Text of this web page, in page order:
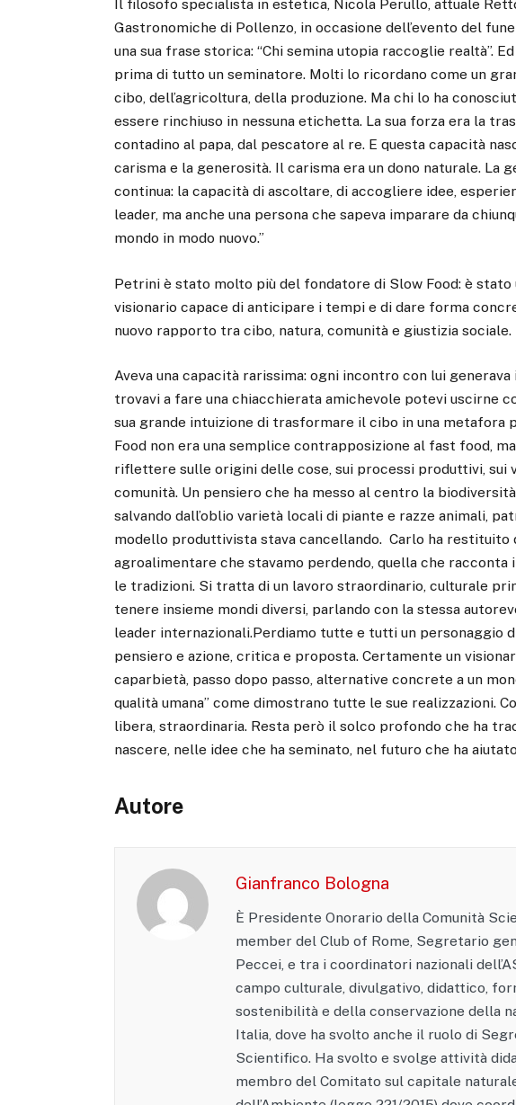
Il filosofo specialista in estetica, Nicola Perullo, attuale
Gastronomiche di Pollenzo, in occasione dell’evento del
una sua frase storica: “Chi semina utopia raccoglie realtà”.
prima di tutto un seminatore. Molti lo ricordano come un
cibo, dell’agricoltura, della produzione. Ma chi lo ha
essere rinchiuso in nessuna etichetta. La sua forza era la
contadino al papa, dal pescatore al re. E questa capacità
carisma e la generosità. Il carisma era un dono naturale. La
continua: la capacità di ascoltare, di accogliere idee,
leader, ma anche una persona che sapeva imparare da
mondo in modo nuovo.”
Petrini è stato molto più del fondatore di Slow Food: è
visionario capace di anticipare i tempi e di dare forma
nuovo rapporto tra cibo, natura, comunità e giustizia sociale.
Aveva una capacità rarissima: ogni incontro con lui generava
trovavi a fare una chiacchierata amichevole potevi uscirne
sua grande intuizione di trasformare il cibo in una metafora
Food non era una semplice contrapposizione al fast food,
riflettere sulle origini delle cose, sui processi produttivi, sui
comunità. Un pensiero che ha messo al centro la
salvando dall’oblio varietà locali di piante e razze animali,
modello produttivista stava cancellando. Carlo ha restituito
agroalimentare che stavamo perdendo, quella che
le tradizioni. Si tratta di un lavoro straordinario, culturale
tenere insieme mondi diversi, parlando con la stessa
leader internazionali.Perdiamo tutte e tutti un personaggio
pensiero e azione, critica e proposta. Certamente un
caparbietà, passo dopo passo, alternative concrete a un
qualità umana” come dimostrano tutte le sue realizzazioni.
libera, straordinaria. Resta però il solco profondo che ha
nascere, nelle idee che ha seminato, nel futuro che ha
Autore
Gianfranco Bologna
È Presidente Onorario della Comunità
member del Club of Rome, Segretario
Peccei, e tra i coordinatori nazionali
campo culturale, divulgativo, didattico,
sostenibilità e della conservazione della
Italia, dove ha svolto anche il ruolo di
Scientifico. Ha svolto e svolge attività
membro del Comitato sul capitale